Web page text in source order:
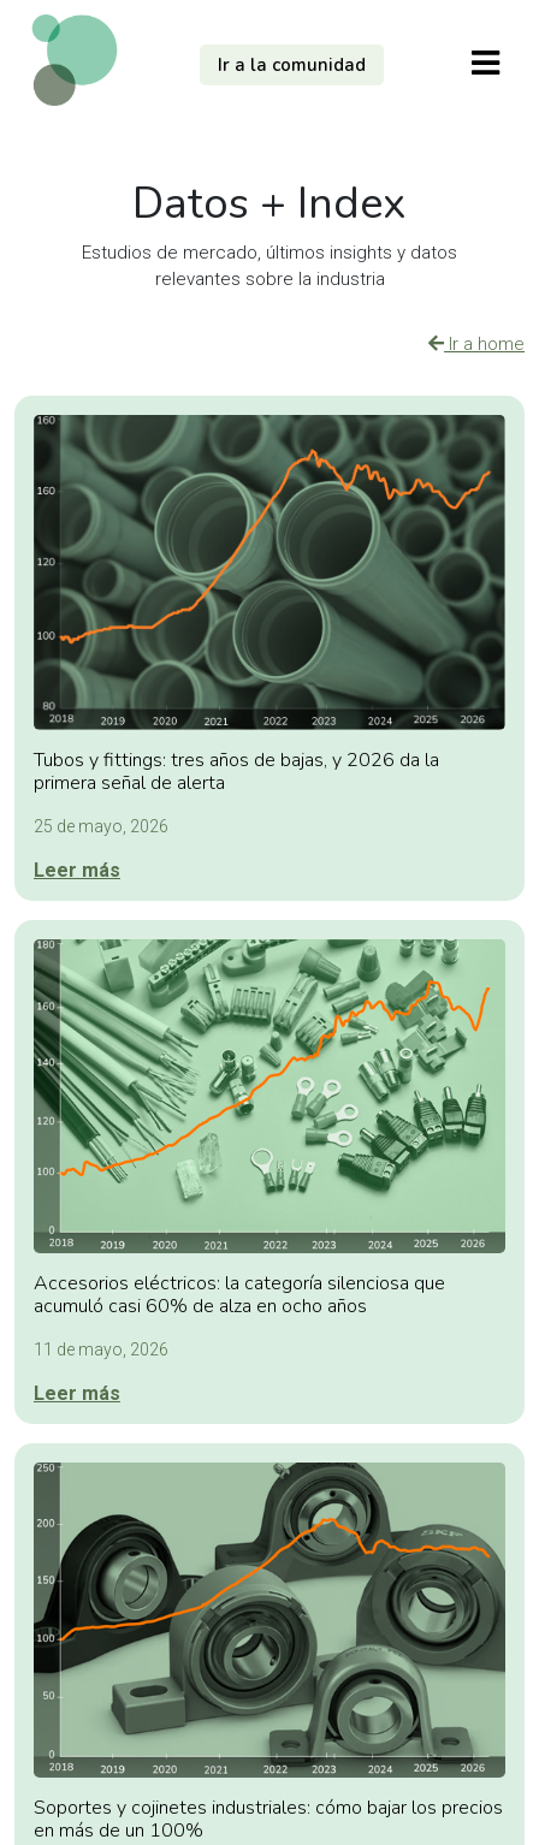
Ir a la comunidad
Datos + Index
Estudios de mercado, últimos insights y datos
relevantes sobre la industria
Ir a home
Tubos y fittings: tres años de bajas, y 2026 da la
primera señal de alerta
25 de mayo, 2026
Leer más
Accesorios eléctricos: la categoría silenciosa que
acumuló casi 60% de alza en ocho años
11 de mayo, 2026
Leer más
Soportes y cojinetes industriales: cómo bajar los precios
en más de un 100%